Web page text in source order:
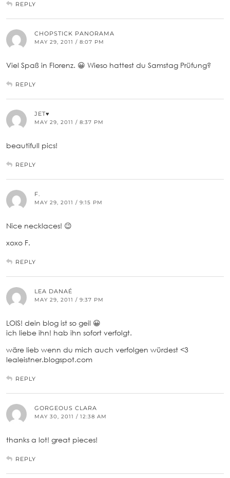
REPLY
CHOPSTICK PANORAMA
MAY 29, 2011 / 8:07 PM
Viel Spaß in Florenz. 😀 Wieso hattest du Samstag Prüfung?
REPLY
JET♥
MAY 29, 2011 / 8:37 PM
beautifull pics!
REPLY
F.
MAY 29, 2011 / 9:15 PM
Nice necklaces! 😉
xoxo F.
REPLY
LEA DANAÉ
MAY 29, 2011 / 9:37 PM
LOIS! dein blog ist so geil 😀
ich liebe ihn! hab ihn sofort verfolgt.
wäre lieb wenn du mich auch verfolgen würdest <3
lealeistner.blogspot.com
REPLY
GORGEOUS CLARA
MAY 30, 2011 / 12:38 AM
thanks a lot! great pieces!
REPLY